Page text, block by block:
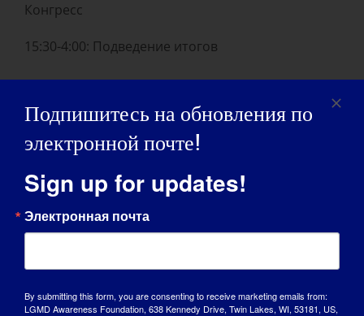
Конгресс
15:30-4:00: Подведение итогов
СЛЕДИТЕ ЗА ПОДРОБНОСТЯМИ!
ДОБАВИТЬ В
Подпишитесь на обновления по
электронной почте!
Sign up for updates!
Электронная почта
By submitting this form, you are consenting to receive marketing emails from:
LGMD Awareness Foundation, 638 Kennedy Drive, Twin Lakes, WI, 53181, US,